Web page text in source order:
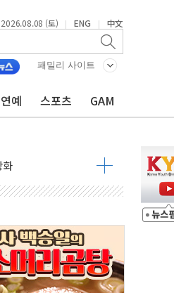
2026.08.08 (토) | ENG | 中文
패밀리 사이트
예 스포츠 GAM
나흘 연속 최고치